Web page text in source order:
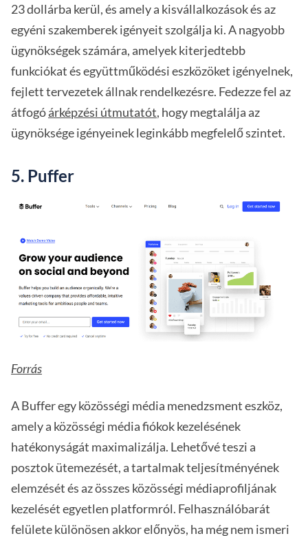
23 dollárba kerül, és amely a kisvállalkozások és az
egyéni szakemberek igényeit szolgálja ki. A nagyobb
ügynökségek számára, amelyek kiterjedtebb
funkciókat és együttműködési eszközöket igényelnek,
fejlett tervezetek állnak rendelkezésre. Fedezze fel az
átfogóárképzési útmutatót, hogy megtalálja az
ügynöksége igényeinek leginkább megfelelő szintet.
5. Puffer
Forrás
A Buffer egy közösségi média menedzsment eszköz,
amely a közösségi média fiókok kezelésének
hatékonyságát maximalizálja. Lehetővé teszi a
posztok ütemezését, a tartalmak teljesítményének
elemzését és az összes közösségi médiaprofiljának
kezelését egyetlen platformról. Felhasználóbarát
felülete különösen akkor előnyös, ha még nem ismeri